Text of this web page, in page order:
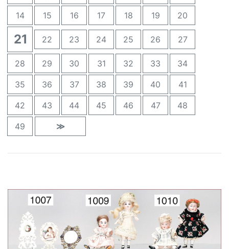
14 15 16 17 18 19 20
21 22 23 24 25 26 27
28 29 30 31 32 33 34
35 36 37 38 39 40 41
42 43 44 45 46 47 48
49 ≫